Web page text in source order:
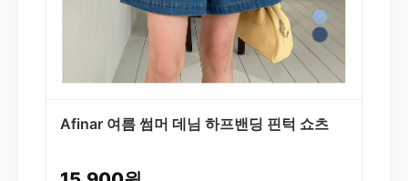
Afinar 여름 썸머 데님 하프밴딩 핀턱 쇼츠